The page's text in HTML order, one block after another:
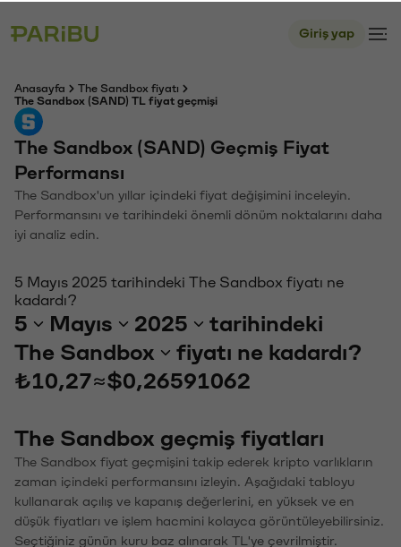
Giriş yap
Anasayfa
The Sandbox fiyatı
The Sandbox (SAND) TL fiyat geçmişi
The Sandbox (SAND) Geçmiş Fiyat
Performansı
The Sandbox'un yıllar içindeki fiyat değişimini inceleyin.
Performansını ve tarihindeki önemli dönüm noktalarını daha
iyi analiz edin.
5 Mayıs 2025 tarihindeki The Sandbox fiyatı ne
kadardı?
5 Mayıs 2025
tarihindeki
The Sandbox
fiyatı ne kadardı?
₺10,27≈$0,26591062
The Sandbox geçmiş fiyatları
The Sandbox fiyat geçmişini takip ederek kripto varlıkların
zaman içindeki performansını izleyin. Aşağıdaki tabloyu
kullanarak açılış ve kapanış değerlerini, en yüksek ve en
düşük fiyatları ve işlem hacmini kolayca görüntüleyebilirsiniz.
Seçtiğiniz günün kuru baz alınarak TL'ye çevrilmiştir.